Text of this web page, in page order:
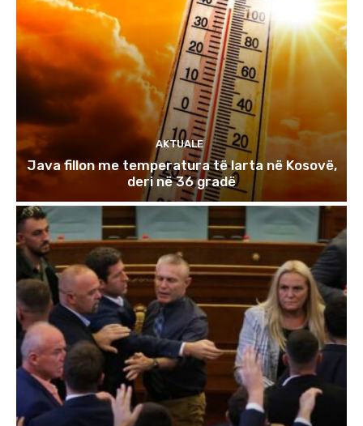
AKTUALE
Java fillon me temperatura të larta në Kosovë,
deri në 36 gradë